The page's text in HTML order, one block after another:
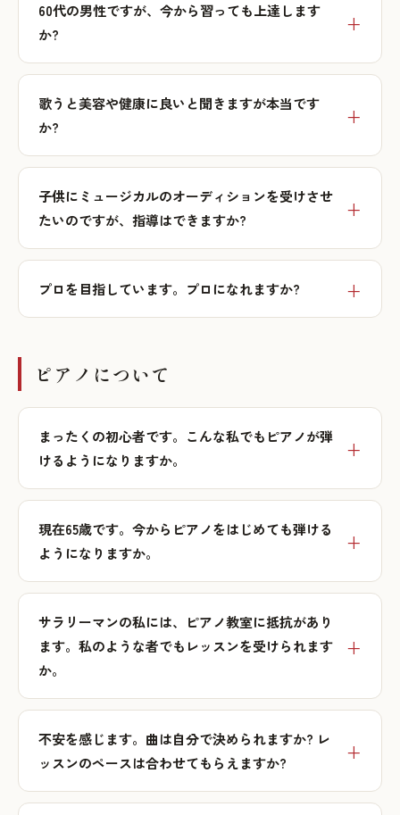
60代の男性ですが、今から習っても上達します
か?
歌うと美容や健康に良いと聞きますが本当です
か?
子供にミュージカルのオーディションを受けさせ
たいのですが、指導はできますか?
プロを目指しています。プロになれますか?
ピアノについて
まったくの初心者です。こんな私でもピアノが弾
けるようになりますか。
現在65歳です。今からピアノをはじめても弾ける
ようになりますか。
サラリーマンの私には、ピアノ教室に抵抗があり
ます。私のような者でもレッスンを受けられます
か。
不安を感じます。曲は自分で決められますか? レ
ッスンのペースは合わせてもらえますか?